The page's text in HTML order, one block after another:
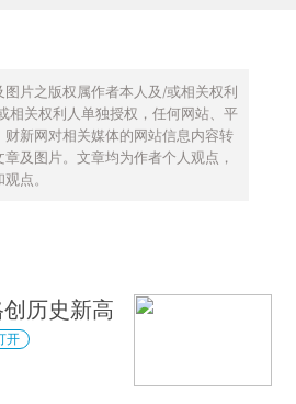
片之版权属作者本人及/或相关权利
相关权利人单独授权，任何网站、平
新网对相关媒体的网站信息内容转
及图片。文章均为作者个人观点，
点。
历史新高
开